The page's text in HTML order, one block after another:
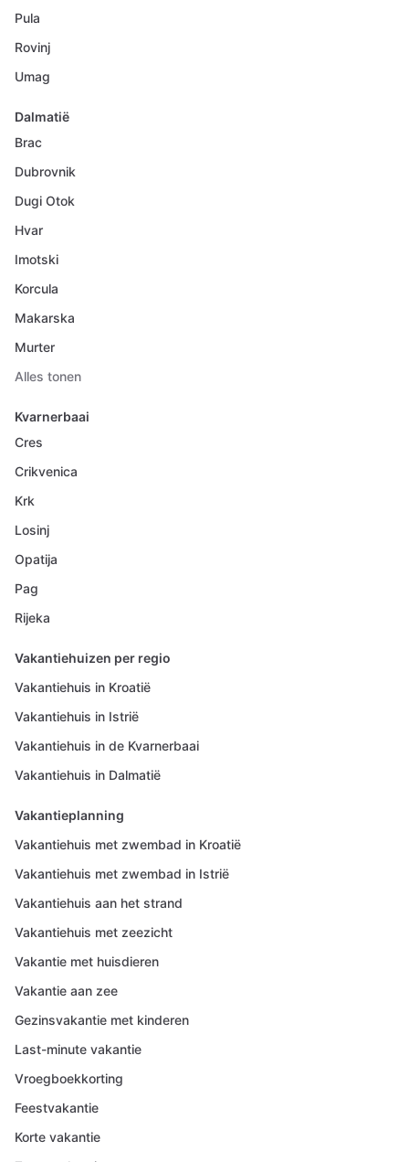
Pula
Rovinj
Umag
Dalmatië
Brac
Dubrovnik
Dugi Otok
Hvar
Imotski
Korcula
Makarska
Murter
Alles tonen
Kvarnerbaai
Cres
Crikvenica
Krk
Losinj
Opatija
Pag
Rijeka
Vakantiehuizen per regio
Vakantiehuis in Kroatië
Vakantiehuis in Istrië
Vakantiehuis in de Kvarnerbaai
Vakantiehuis in Dalmatië
Vakantieplanning
Vakantiehuis met zwembad in Kroatië
Vakantiehuis met zwembad in Istrië
Vakantiehuis aan het strand
Vakantiehuis met zeezicht
Vakantie met huisdieren
Vakantie aan zee
Gezinsvakantie met kinderen
Last-minute vakantie
Vroegboekkorting
Feestvakantie
Korte vakantie